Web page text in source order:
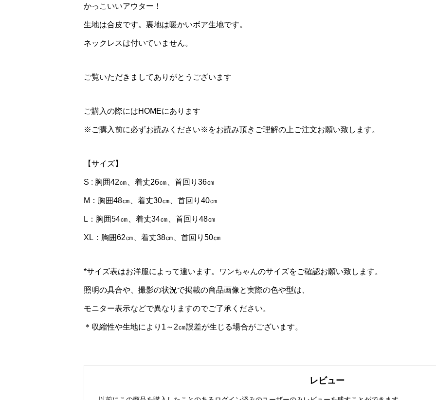
かっこいいアウター！
生地は合皮です。裏地は暖かいボア生地です。
ネックレスは付いていません。
ご覧いただきましてありがとうございます
ご購入の際にはHOMEにあります
※ご購入前に必ずお読みください※をお読み頂きご理解の上ご注文お願い致します。
【サイズ】
S : 胸囲42㎝、着丈26㎝、首回り36㎝
M：胸囲48㎝、着丈30㎝、首回り40㎝
L：胸囲54㎝、着丈34㎝、首回り48㎝
XL：胸囲62㎝、着丈38㎝、首回り50㎝
*サイズ表はお洋服によって違います。ワンちゃんのサイズをご確認お願い致します。
照明の具合や、撮影の状況で掲載の商品画像と実際の色や型は、
モニター表示などで異なりますのでご了承ください。
＊収縮性や生地により1～2㎝誤差が生じる場合がございます。
レビュー